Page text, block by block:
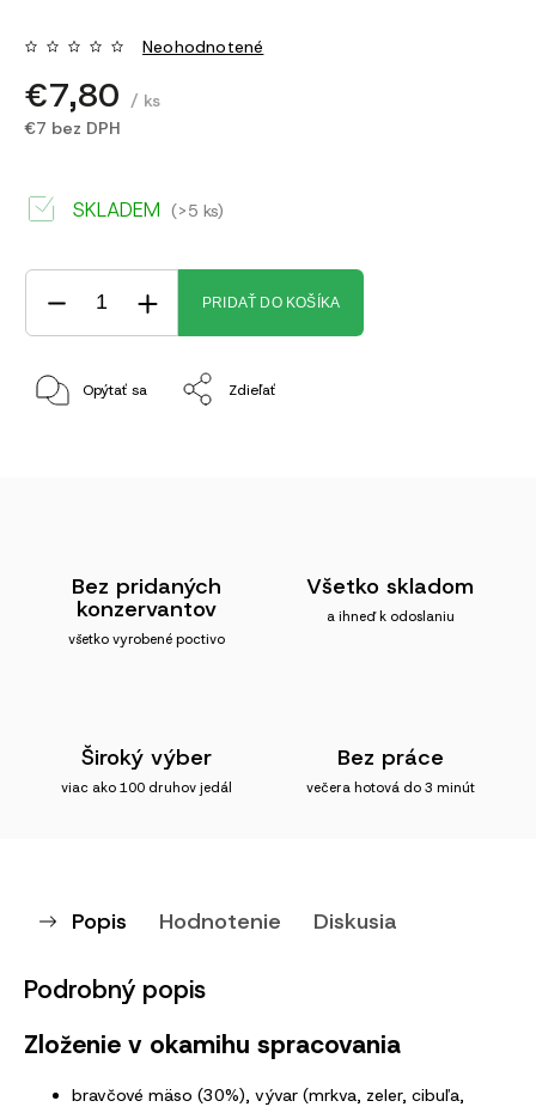
Neohodnotené
€7,80
/ ks
€7 bez DPH
SKLADEM (>5 ks)
PRIDAŤ DO KOŠÍKA
Opýtať sa Zdieľať
Bez pridaných
konzervantov
všetko vyrobené poctivo
Všetko skladom
a ihneď k odoslaniu
Široký výber
viac ako 100 druhov jedál
Bez práce
večera hotová do 3 minút
Popis Hodnotenie Diskusia
Podrobný popis
Zloženie v okamihu spracovania
bravčové mäso (30%), vývar (mrkva, zeler, cibuľa,